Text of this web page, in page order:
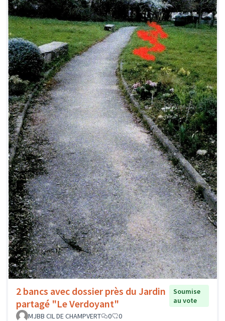
2 bancs avec dossier près du Jardin
partagé "Le Verdoyant"
Soumise
au vote
MJBB CIL DE CHAMPVERT
0 0